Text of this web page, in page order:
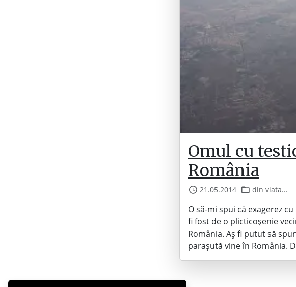
Omul cu
România
21.05.2014 din viata...
O să-mi spui că exagerez
fi fost de o plicticoșenie
România. Aș fi putut să
parașută vine în România.